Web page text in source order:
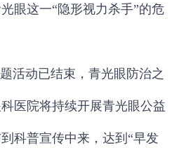
眼这一“隐形视力杀手”的危
活动已结束，青光眼防治之
医院将持续开展青光眼公益
科普宣传中来，达到“早发